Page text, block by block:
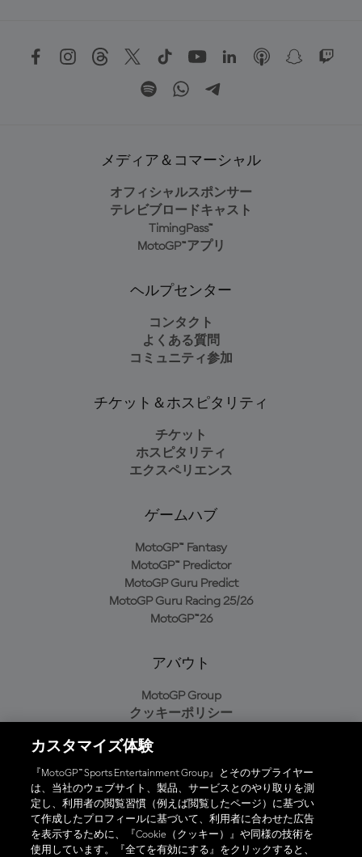
メディア＆コマーシャル
オフィシャルスポンサー
テレビブロードキャスト
TimingPass™
MotoGP™アプリ
ヘルプセンター
コンタクト
よくある質問
コミュニティ参加
チケット＆ホスピタリティ
チケット
ホスピタリティ
エクスペリエンス
ゲームハブ
MotoGP™ Fantasy
MotoGP™ Predictor
MotoGP Guru Predict
MotoGP Guru Racing 25/26
MotoGP™26
アバウト
MotoGP Group
クッキーポリシー
プライバシーポリシー
購入ポリシー
オフィシャルアプリ
カスタマイズ体験
『MotoGP™ Sports Entertainment Group』とそのサプライヤー
は、当社のウェブサイト、製品、サービスとのやり取りを測
定し、利用者の閲覧習慣（例えば閲覧したページ）に基づい
て作成したプロフィールに基づいて、利用者に合わせた広告
を表示するために、『Cookie（クッキー）』や同様の技術を
使用しています。『全てを有効にする』をクリックすると、